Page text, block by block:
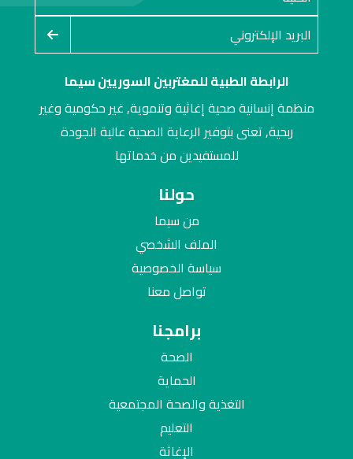
الرابطة الطبية للمغتربين السوريين سيما
منظمة إنسانية صحية إغاثية وتنموية, غير حكومية وغير
ربحية, تعنى بتوفير الرعاية الصحية عالية الجودة
للمستفيدين من خدماتها
حولنا
من سيما
الملف الشخصي
سياسة الخصوصية
تواصل معنا
برامجنا
الصحة
الحماية
التغذية والصحة المجتمعية
التعليم
الإغاثة